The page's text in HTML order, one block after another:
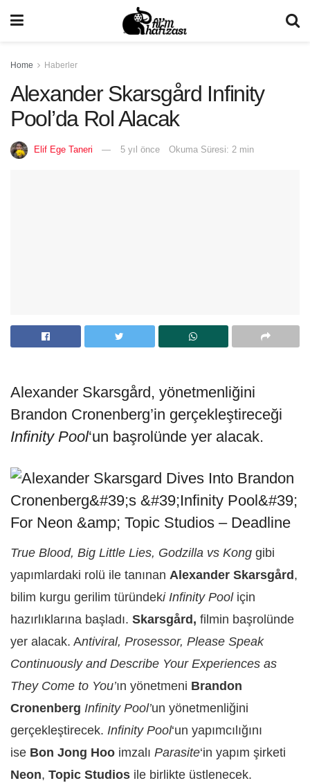
Home Haberler
Alexander Skarsgård Infinity
Pool’da Rol Alacak
Elif Ege Taneri 5 yıl önce Okuma Süresi: 2 min
Alexander Skarsgård, yönetmenliğini
Brandon Cronenberg’in gerçekleştireceği
Infinity Pool‘un başrolünde yer alacak.
True Blood, Big Little Lies, Godzilla vs Kong gibi
yapımlardaki rolü ile tanınan Alexander Skarsgård ,
bilim kurgu gerilim türündeki Infinity Pool için
hazırlıklarına başladı. Skarsgård, filmin başrolünde
yer alacak. Antiviral, Prosessor, Please Speak
Continuously and Describe Your Experiences as
They Come to You’ın yönetmeni Brandon
Cronenberg Infinity Pool’un yönetmenliğini
gerçekleştirecek. Infinity Pool‘un yapımcılığını
ise Bon Jong Hoo imzalı Parasite‘in yapım şirketi
Neon, Topic Studios ile birlikte üstlenecek.